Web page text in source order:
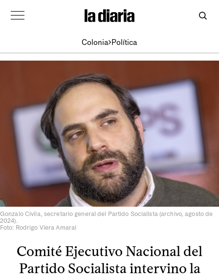
Colonia Política
Gonzalo Civila, secretario general del Partido Socialista (archivo, agosto de
2024).
Foto: Rodrigo Viera Amaral
Comité Ejecutivo Nacional del
Partido Socialista intervino la